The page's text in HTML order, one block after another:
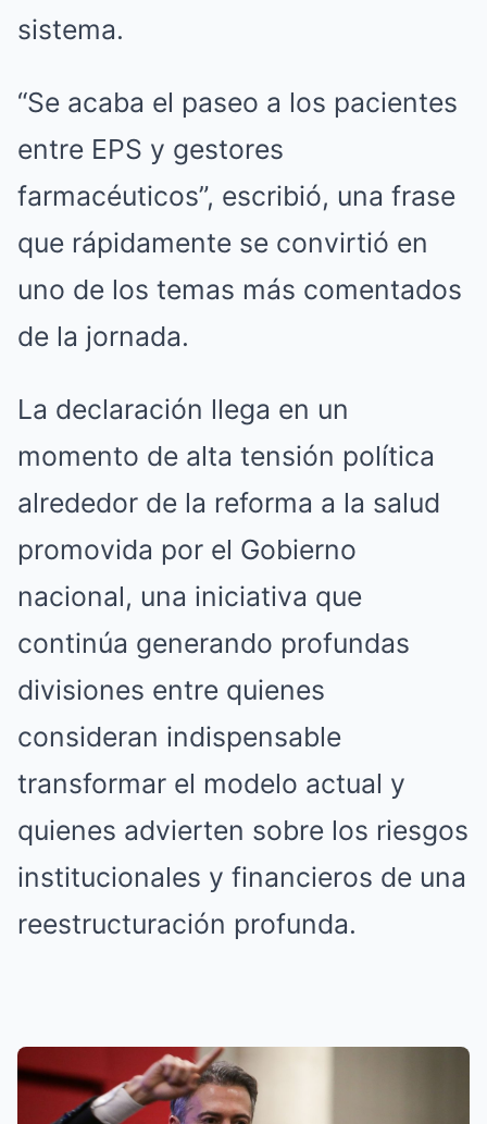
sistema.
“Se acaba el paseo a los pacientes
entre EPS y gestores
farmacéuticos”, escribió, una frase
que rápidamente se convirtió en
uno de los temas más comentados
de la jornada.
La declaración llega en un
momento de alta tensión política
alrededor de la reforma a la salud
promovida por el Gobierno
nacional, una iniciativa que
continúa generando profundas
divisiones entre quienes
consideran indispensable
transformar el modelo actual y
quienes advierten sobre los riesgos
institucionales y financieros de una
reestructuración profunda.